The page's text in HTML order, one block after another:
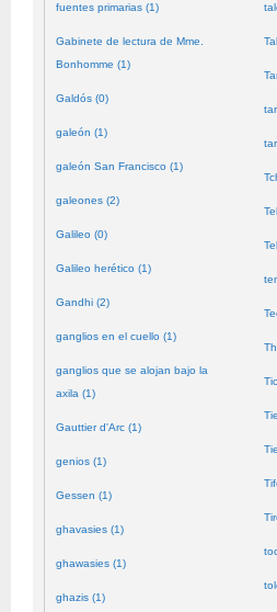
fuentes primarias (1)
Gabinete de lectura de Mme.
Bonhomme (1)
Galdós (0)
galeón (1)
galeón San Francisco (1)
galeones (2)
Galileo (0)
Galileo herético (1)
Gandhi (2)
ganglios en el cuello (1)
ganglios que se alojan bajo la
axila (1)
Gauttier d'Arc (1)
genios (1)
Gessen (1)
ghavasies (1)
ghawasies (1)
ghazis (1)